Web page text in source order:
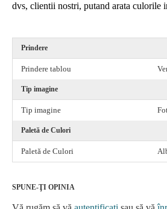
dvs, clientii nostri, putand arata culorile
Prindere
Prindere tablou
Tip imagine
Tip imagine
Paletă de Culori
Paletă de Culori
SPUNE-ŢI OPINIA